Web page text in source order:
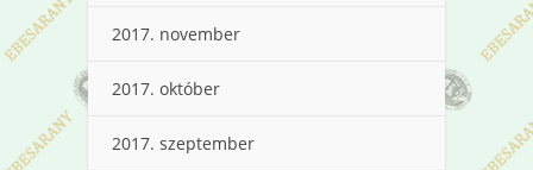
2017. november
2017. október
2017. szeptember